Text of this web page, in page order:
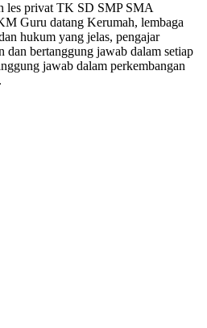
les privat TK SD SMP SMA
Guru datang Kerumah, lembaga
hukum yang jelas, pengajar
dan bertanggung jawab dalam setiap
jawab dalam perkembangan